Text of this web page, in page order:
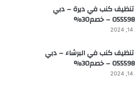
كنب في ديرة – دبي
– خصم30%
كنب في البرشاء – دبي
– خصم30%